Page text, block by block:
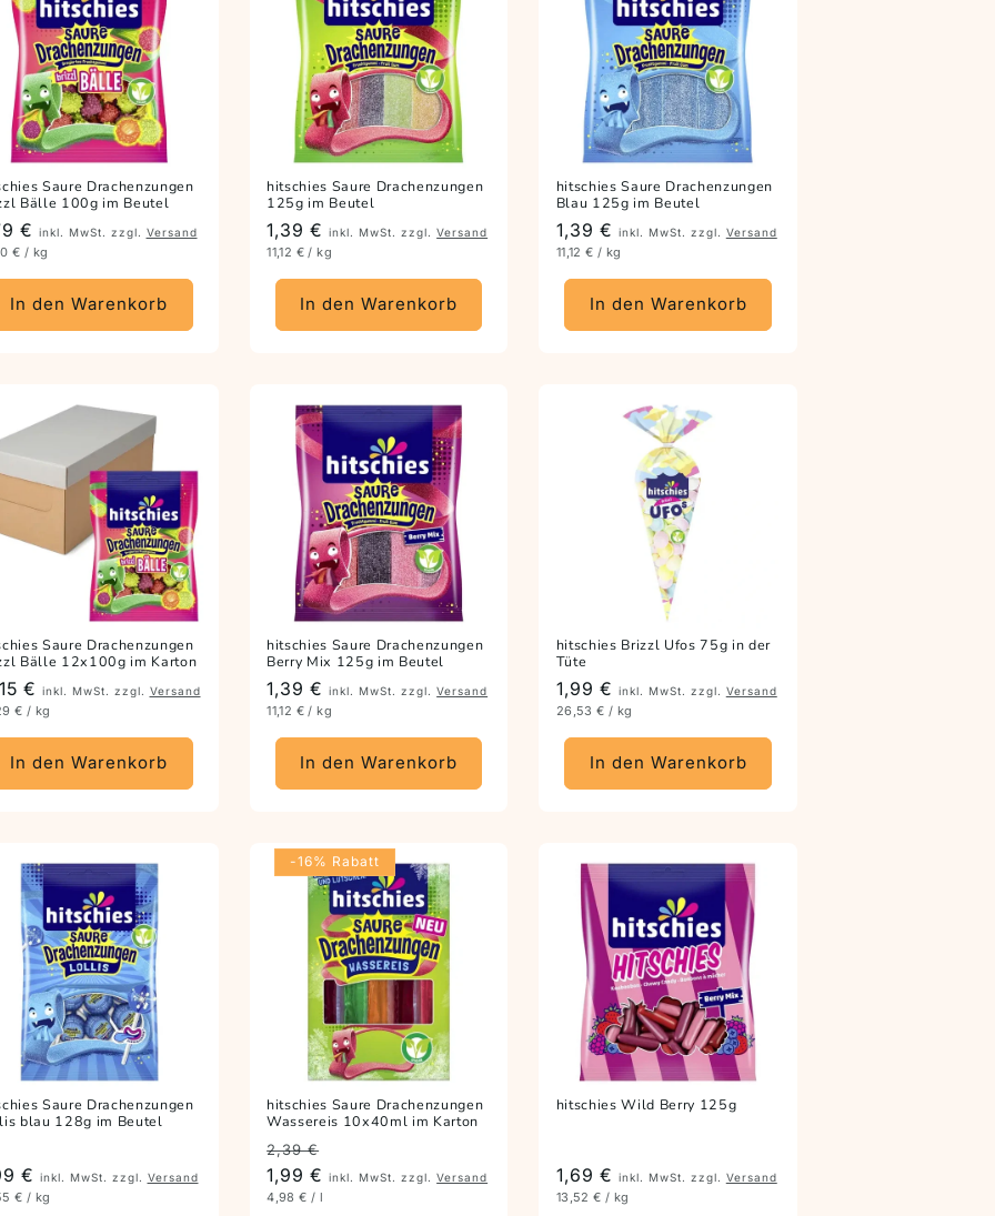
Saure Drachenzungen
Bälle 100g im Beutel
€ inkl. MwSt. zzgl. Versand
€ / kg
In den Warenkorb
hitschies Saure Drachenzungen
125g im Beutel
Preis
1,39 €inkl. MwSt. zzgl.Versand
11,12 € / kg
In den Warenkorb
hitschies Saure Drachenzungen
Blau 125g im Beutel
Preis
1,39 € inkl. MwSt. zzgl. Versand
11,12 € / kg
In den Warenkorb
Saure Drachenzungen
Bälle 12x100g im Karton
€ inkl. MwSt. zzgl. Versand
€ / kg
In den Warenkorb
hitschies Saure Drachenzungen
Berry Mix 125g im Beutel
Preis
1,39 €inkl. MwSt. zzgl.Versand
11,12 € / kg
In den Warenkorb
hitschies Brizzl Ufos 75g in der
Tüte
Preis
1,99 € inkl. MwSt. zzgl. Versand
26,53 € / kg
In den Warenkorb
Saure Drachenzungen
blau 128g im Beutel
€ inkl. MwSt. zzgl. Versand
€ / kg
-16% Rabatt
hitschies Saure Drachenzungen
Wassereis 10x40ml im Karton
Preis
2,39 €
1,99 €inkl. MwSt. zzgl.Versand
4,98 € / l
hitschies Wild Berry 125g
Preis
1,69 € inkl. MwSt. zzgl. Versand
13,52 € / kg